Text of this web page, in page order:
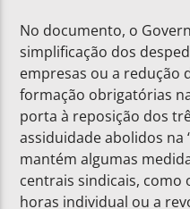
No documento, o
simplificação dos
empresas ou a redução
formação obrigatórias
porta à reposição dos
assiduidade abolidos na
mantém algumas
centrais sindicais, como
horas individual ou a